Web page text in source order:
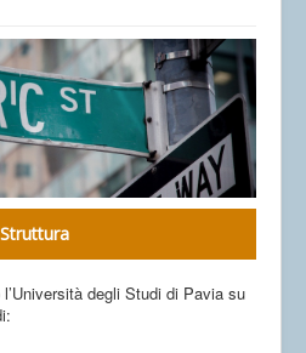
Struttura
degli Studi di Pavia su